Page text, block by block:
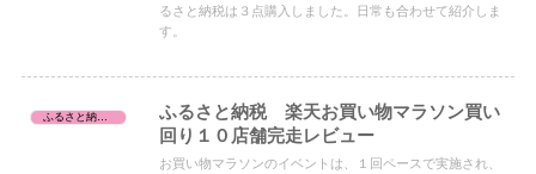
るさと納税は３点購入しました。日常も合わせて紹介しま
す。
ふるさと納税 楽天お買い物マラソン買い
回り１０店舗完走レビュー
お買い物マラソンのイベントは、１回ペースで実施され、